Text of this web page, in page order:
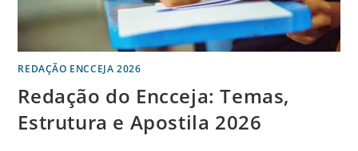
REDAÇÃO ENCCEJA 2026
Redação do Encceja: Temas,
Estrutura e Apostila 2026